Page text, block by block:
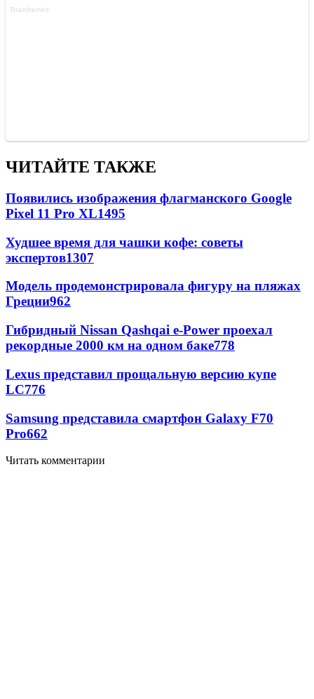
ЧИТАЙТЕ ТАКЖЕ
Появились изображения флагманского Google
Pixel 11 Pro XL1495
Худшее время для чашки кофе: советы
экспертов1307
Модель продемонстрировала фигуру на пляжах
Греции962
Гибридный Nissan Qashqai e-Power проехал
рекордные 2000 км на одном баке778
Lexus представил прощальную версию купе
LC776
Samsung представила смартфон Galaxy F70
Pro662
Читать комментарии